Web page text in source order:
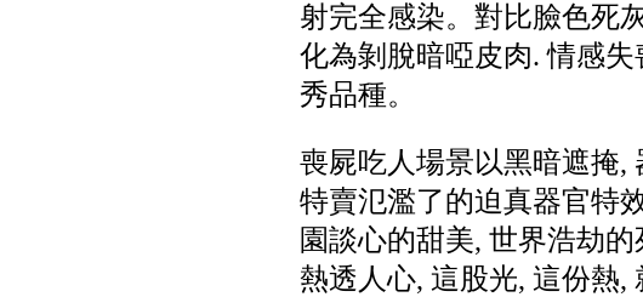
射完全感染。對比臉色死
化為剝脫暗啞皮肉. 情感
秀品種。
喪屍吃人場景以黑暗遮掩,
特賣氾濫了的迫真器官特
園談心的甜美, 世界浩劫
熱透人心, 這股光, 這份熱,